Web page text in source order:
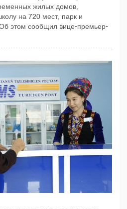
жилых домов,
на 720 мест, парк и
этом сообщил вице-премьер-